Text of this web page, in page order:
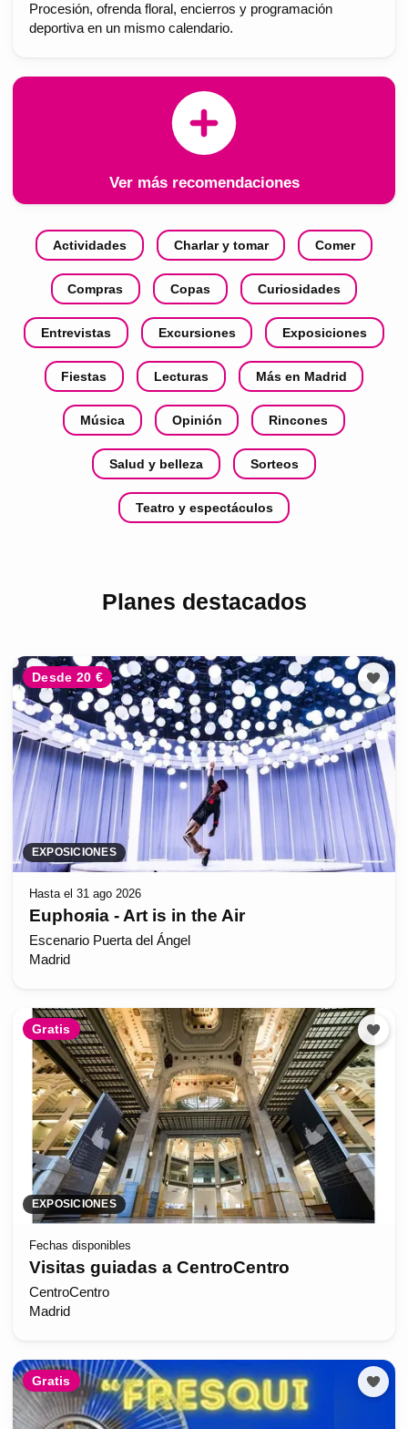
Procesión, ofrenda floral, encierros y programación
deportiva en un mismo calendario.
Ver más recomendaciones
Actividades Charlar y tomar Comer
Compras Copas Curiosidades
Entrevistas Excursiones Exposiciones
Fiestas Lecturas Más en Madrid
Música Opinión Rincones
Salud y belleza Sorteos
Teatro y espectáculos
Planes destacados
Desde 20 €
EXPOSICIONES
Hasta el 31 ago 2026
Euphoяia - Art is in the Air
Escenario Puerta del Ángel
Madrid
Gratis
EXPOSICIONES
Fechas disponibles
Visitas guiadas a CentroCentro
CentroCentro
Madrid
Gratis